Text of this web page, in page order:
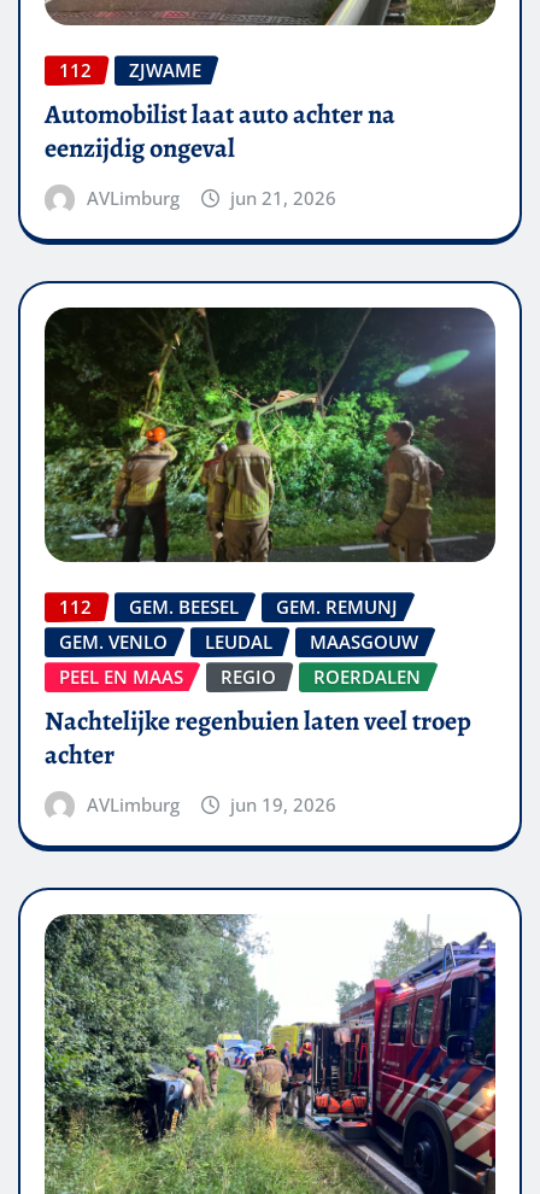
112 ZJWAME
Automobilist laat auto achter na
eenzijdig ongeval
AVLimburg jun 21, 2026
112 GEM. BEESEL
GEM. REMUNJ
GEM. VENLO
LEUDAL
MAASGOUW
PEEL EN MAAS
REGIO ROERDALEN
Nachtelijke regenbuien laten veel troep
achter
AVLimburg jun 19, 2026